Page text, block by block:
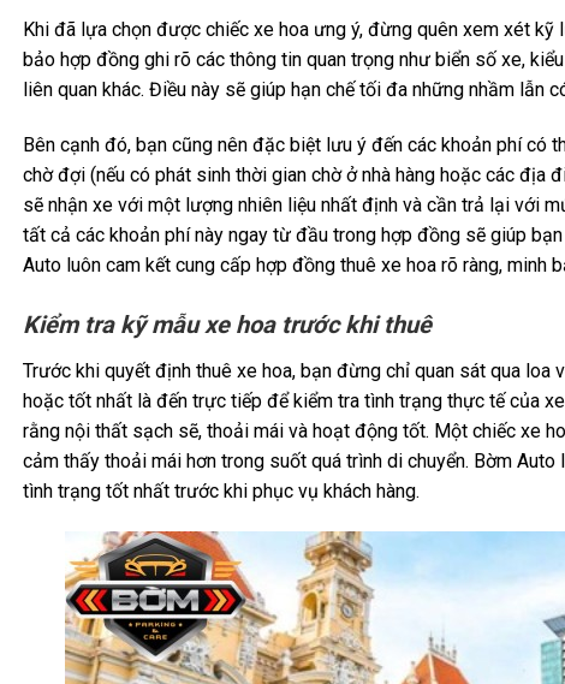
Khi đã lựa chọn được chiếc xe hoa ưng ý, đừng quên xem xét
bảo hợp đồng ghi rõ các thông tin quan trọng như biển số xe,
liên quan khác. Điều này sẽ giúp hạn chế tối đa những nhầm lẫn
Bên cạnh đó, bạn cũng nên đặc biệt lưu ý đến các khoản phí có
chờ đợi (nếu có phát sinh thời gian chờ ở nhà hàng hoặc các địa
sẽ nhận xe với một lượng nhiên liệu nhất định và cần trả lại với
tất cả các khoản phí này ngay từ đầu trong hợp đồng sẽ giúp
Auto luôn cam kết cung cấp hợp đồng thuê xe hoa rõ ràng, minh
Kiểm tra kỹ mẫu xe hoa trước khi thuê
Trước khi quyết định thuê xe hoa, bạn đừng chỉ quan sát qua
hoặc tốt nhất là đến trực tiếp để kiểm tra tình trạng thực tế của
rằng nội thất sạch sẽ, thoải mái và hoạt động tốt. Một chiếc xe
cảm thấy thoải mái hơn trong suốt quá trình di chuyển. Bờm
tình trạng tốt nhất trước khi phục vụ khách hàng.